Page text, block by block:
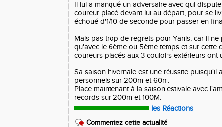
Il lui a manqué un adversaire avec qui
coureur placé devant lui au départ, pour se
échoué d'1/10 de seconde pour passer en
Mais pas trop de regrets pour Yanis, car il ne
qu'avec le 6ème ou 5ème temps et sur cette
coureurs placés aux 3 couloirs extérieurs ont
Sa saison hivernale est une réussite puisqu'il
personnels sur 200m et 60m.
Place maintenant à la saison estivale avec
records sur 200m et 100M.
les Réactions
Commentez cette actualité